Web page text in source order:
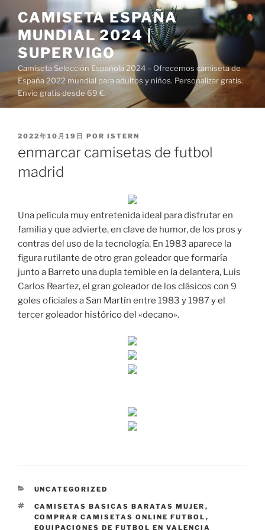
al
contenido
CAMISETA ESPAÑA
MUNDIAL 2024 |
SUPERVIGO
Camiseta Selección Española 2024 – Ofrecemos camiseta de
España 2022 mundial para adultos y niños. Personalizar gratis.
Envío gratis desde 69 €.
PUBLICADO
2022年10月19日 POR ISTERN
enmarcar camisetas de futbol
madrid
Una película muy entretenida ideal para disfrutar en
familia y que advierte, en clave de humor, de los pros y
contras del uso de la tecnología. En 1983 aparece la
figura rutilante de otro gran goleador que formaría
junto a Barreto una dupla temible en la delantera, Luis
Carlos Reartez, el gran goleador de los clásicos con 9
goles oficiales a San Martín entre 1983 y 1987 y el
tercer goleador histórico del «decano».
CATEGORÍAS
UNCATEGORIZED
ETIQUETAS
CAMISETAS BASICAS BARATAS MUJER ,
COMPRAR CAMISETAS ONLINE FUTBOL ,
EQUIPACIONES DE FUTBOL EN VALENCIA